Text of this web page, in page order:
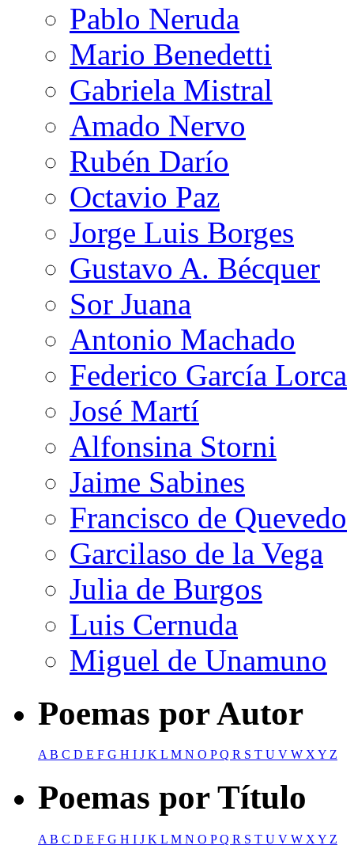
Pablo Neruda
Mario Benedetti
Gabriela Mistral
Amado Nervo
Rubén Darío
Octavio Paz
Jorge Luis Borges
Gustavo A. Bécquer
Sor Juana
Antonio Machado
Federico García Lorca
José Martí
Alfonsina Storni
Jaime Sabines
Francisco de Quevedo
Garcilaso de la Vega
Julia de Burgos
Luis Cernuda
Miguel de Unamuno
Poemas por Autor
AB C D E F G H I J K L M N O PQ R S T U V W XY Z
Poemas por Título
A B C D E F G H I J K L M N O PQ R S T U V W X Y Z